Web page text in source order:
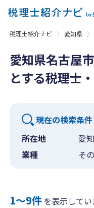
税理士紹介ナビ 愛知県
愛知県名古屋
とする税理士
現在の検索条件
所在地
愛
業種
そ
1〜9件を表示してい